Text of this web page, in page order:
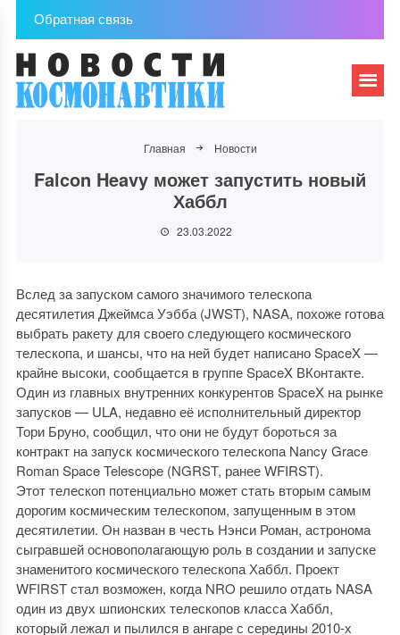
Обратная связь
Главная Новости
Falcon Heavy может запустить новый
Хаббл
23.03.2022
Вслед за запуском самого значимого телескопа
десятилетия Джеймса Уэбба (JWST), NASA, похоже готова
выбрать ракету для своего следующего космического
телескопа, и шансы, что на ней будет написано SpaceX —
крайне высоки, сообщается в группе SpaceX ВКонтакте.
Один из главных внутренних конкурентов SpaceX на рынке
запусков — ULA, недавно её исполнительный директор
Тори Бруно, сообщил, что они не будут бороться за
контракт на запуск космического телескопа Nancy Grace
Roman Space Telescope (NGRST, ранее WFIRST).
Этот телескоп потенциально может стать вторым самым
дорогим космическим телескопом, запущенным в этом
десятилетии. Он назван в честь Нэнси Роман, астронома
сыгравшей основополагающую роль в создании и запуске
знаменитого космического телескопа Хаббл. Проект
WFIRST стал возможен, когда NRO решило отдать NASA
один из двух шпионских телескопов класса Хаббл,
который лежал и пылился в ангаре с середины 2010-х